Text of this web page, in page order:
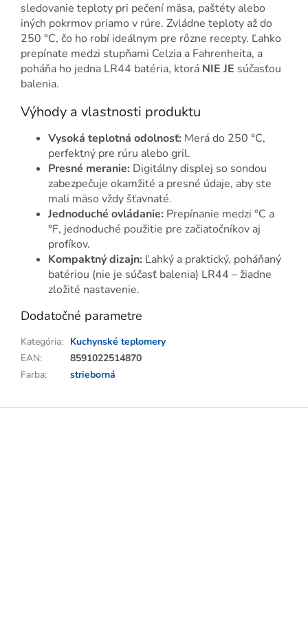
sledovanie teploty pri pečení mäsa, paštéty alebo
iných pokrmov priamo v rúre. Zvládne teploty až do
250 °C, čo ho robí ideálnym pre rôzne recepty. Ľahko
prepínate medzi stupňami Celzia a Fahrenheita, a
poháňa ho jedna LR44 batéria, ktorá NIE JE súčasťou
balenia.
Výhody a vlastnosti produktu
Vysoká teplotná odolnosť: Merá do 250 °C,
perfektný pre rúru alebo gril.
Presné meranie: Digitálny displej so sondou
zabezpečuje okamžité a presné údaje, aby ste
mali mäso vždy šťavnaté.
Jednoduché ovládanie: Prepínanie medzi °C a
°F, jednoduché použitie pre začiatočníkov aj
profíkov.
Kompaktný dizajn: Ľahký a praktický, poháňaný
batériou (nie je súčasť balenia) LR44 – žiadne
zložité nastavenie.
Dodatočné parametre
Kategória: Kuchynské teplomery
EAN:
8591022514870
Farba: strieborná
Z